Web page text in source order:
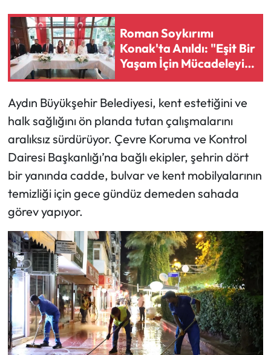
Roman Soykırımı
Konak'ta Anıldı: "Eşit Bir
Yaşam İçin Mücadeleyi
Sürdüreceğiz"
Aydın Büyükşehir Belediyesi, kent estetiğini ve
halk sağlığını ön planda tutan çalışmalarını
aralıksız sürdürüyor. Çevre Koruma ve Kontrol
Dairesi Başkanlığı’na bağlı ekipler, şehrin dört
bir yanında cadde, bulvar ve kent mobilyalarının
temizliği için gece gündüz demeden sahada
görev yapıyor.